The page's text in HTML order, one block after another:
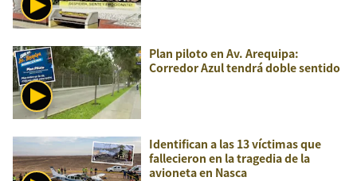
Plan piloto en Av. Arequipa:
Corredor Azul tendrá doble sentido
Identifican a las 13 víctimas que
fallecieron en la tragedia de la
avioneta en Nasca